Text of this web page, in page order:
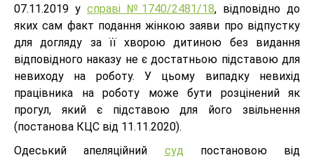
07.11.2019 у справі №1740/2481/18, відповідно до
яких сам факт подання жінкою заяви про відпустку
для догляду за її хворою дитиною без видання
відповідного наказу не є достатньою підставою для
невиходу на роботу. У цьому випадку невихід
працівника на роботу може бути розцінений як
прогул, який є підставою для його звільнення
(постанова КЦС від 11.11.2020).
Одеський апеляційний судпостановою від